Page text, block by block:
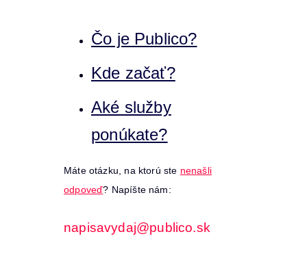
Čo je Publico?
Kde začať?
Aké služby
ponúkate?
Máte otázku, na ktorú ste nenašli
odpoveď? Napíšte nám:
napisavydaj@publico.sk